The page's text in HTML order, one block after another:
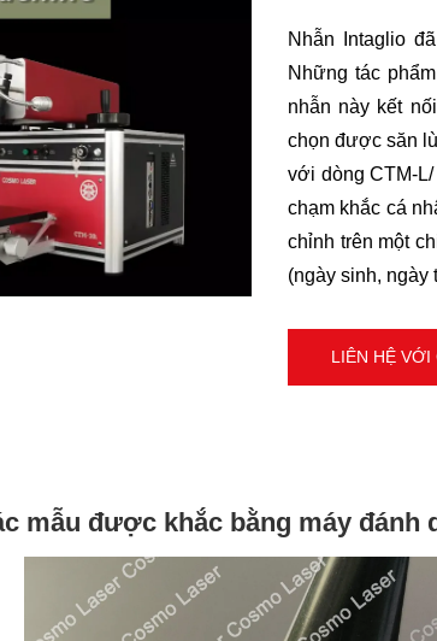
Nhẫn Intaglio
Những tác
nhẫn này kết
chọn được săn
với dòng CTM-
chạm khắc cá
chỉnh trên một
(ngày sinh, ngày
LIÊN HỆ VỚI
mẫu được khắc bằng máy đánh